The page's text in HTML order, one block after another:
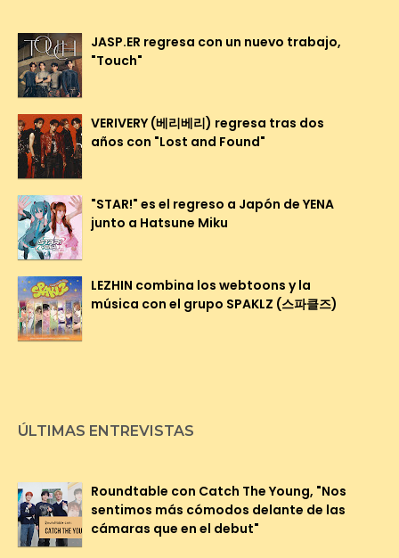
JASP.ER regresa con un nuevo trabajo,
"Touch"
VERIVERY (베리베리) regresa tras dos
años con "Lost and Found"
"STAR!" es el regreso a Japón de YENA
junto a Hatsune Miku
LEZHIN combina los webtoons y la
música con el grupo SPAKLZ (스파클즈)
ÚLTIMAS ENTREVISTAS
Roundtable con Catch The Young, "Nos
sentimos más cómodos delante de las
cámaras que en el debut"